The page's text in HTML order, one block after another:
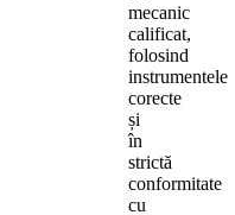
mecanic
calificat,
folosind
instrumentele
corecte
și
în
strictă
conformitate
cu